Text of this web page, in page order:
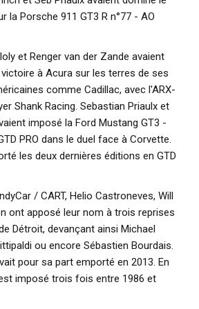
la Porsche 911 GT3 R n°77 - AO
et Renger van der Zande avaient
à Acura sur les terres de ses
comme Cadillac, avec l'ARX-
Shank Racing. Sebastian Priaulx et
imposé la Ford Mustang GT3 -
PRO dans le duel face à Corvette.
les deux dernières éditions en GTD
/ CART, Helio Castroneves, Will
ont apposé leur nom à trois reprises
Détroit, devançant ainsi Michael
ou encore Sébastien Bourdais.
pour sa part emporté en 2013. En
imposé trois fois entre 1986 et